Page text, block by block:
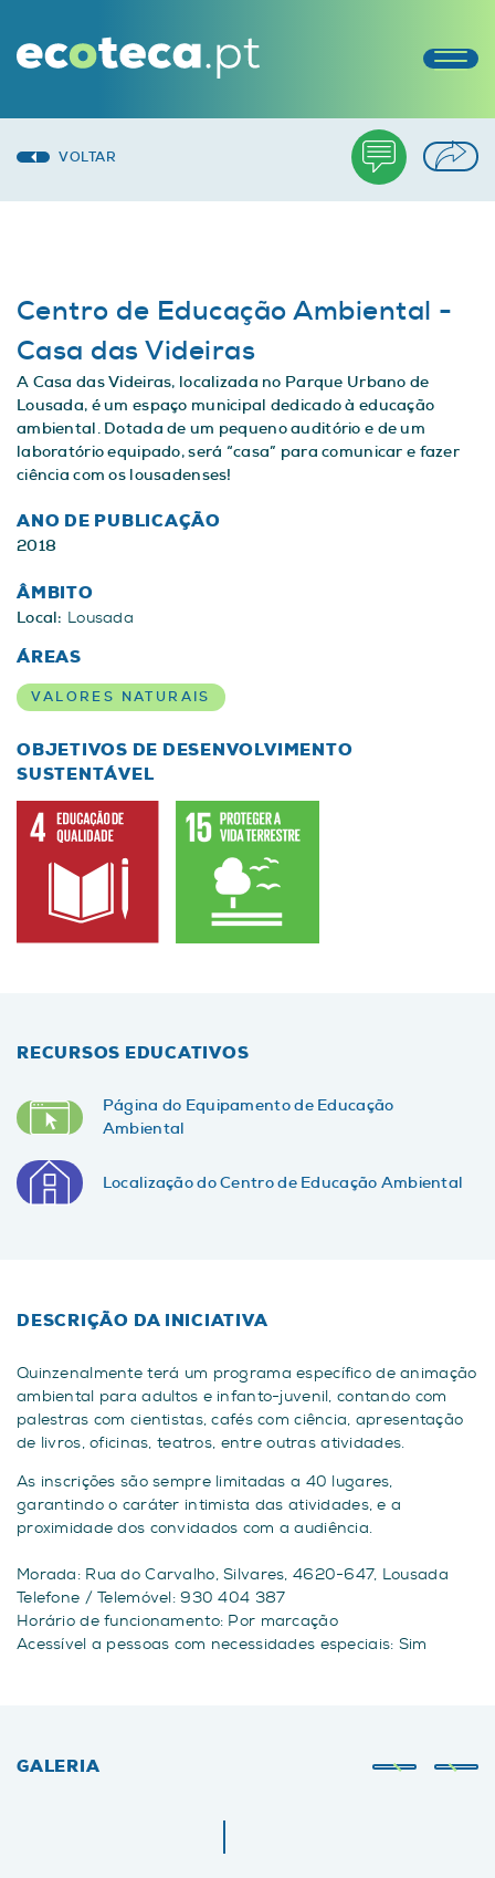
VOLTAR
Centro de Educação Ambiental -
Casa das Videiras
A Casa das Videiras, localizada no Parque Urbano de
Lousada, é um espaço municipal dedicado à educação
ambiental. Dotada de um pequeno auditório e de um
laboratório equipado, será “casa” para comunicar e fazer
ciência com os lousadenses!
ANO DE PUBLICAÇÃO
2018
ÂMBITO
Local: Lousada
ÁREAS
VALORES NATURAIS
OBJETIVOS DE DESENVOLVIMENTO
SUSTENTÁVEL
RECURSOS EDUCATIVOS
Página do Equipamento de Educação
Ambiental
Localização do Centro de Educação Ambiental
DESCRIÇÃO DA INICIATIVA
Quinzenalmente terá um programa específico de animação
ambiental para adultos e infanto-juvenil, contando com
palestras com cientistas, cafés com ciência, apresentação
de livros, oficinas, teatros, entre outras atividades.
As inscrições são sempre limitadas a 40 lugares,
garantindo o caráter intimista das atividades, e a
proximidade dos convidados com a audiência.
Morada: Rua do Carvalho, Silvares, 4620-647, Lousada
Telefone / Telemóvel: 930 404 387
Horário de funcionamento: Por marcação
Acessível a pessoas com necessidades especiais: Sim
GALERIA